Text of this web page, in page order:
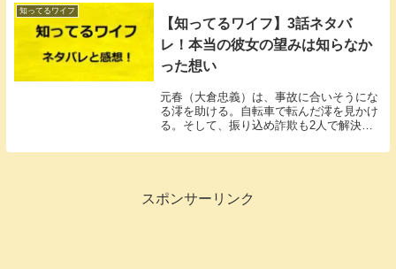
知ってるワイフ
【知ってるワイフ】3話ネタバ
レ！本当の彼女の望みは知らなか
った想い
元春（大倉忠義）は、事故に合いそうにな
る澪を助ける。自転車で転んだ澪を見かけ
る。そして、振り込め詐欺も2人で解決し
スポンサーリンク